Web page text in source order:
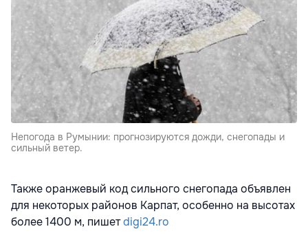
Непогода в Румынии: прогнозируются дожди, снегопады и
сильный ветер.
Также оранжевый код сильного снегопада объявлен
для некоторых районов Карпат, особенно на высотах
более 1400 м, пишетdigi24.ro